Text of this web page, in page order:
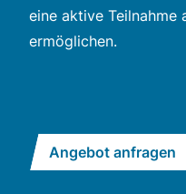
eine aktive Teilnahme
ermöglichen.
Angebot anfragen